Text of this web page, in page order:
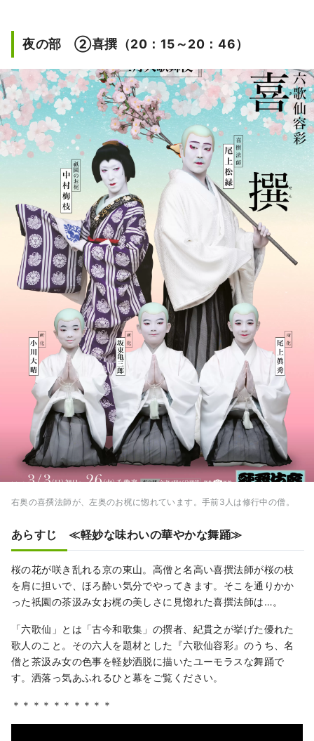
夜の部 ②喜撰（20：15～20：46）
右奥の喜撰法師が、左奥のお梶に惚れています。手前3人は修行中の僧。
あらすじ ≪軽妙な味わいの華やかな舞踊≫
桜の花が咲き乱れる京の東山。高僧と名高い喜撰法師が桜の枝
を肩に担いで、ほろ酔い気分でやってきます。そこを通りかか
った祇園の茶汲み女お梶の美しさに見惚れた喜撰法師は…。
「六歌仙」とは「古今和歌集」の撰者、紀貫之が挙げた優れた
歌人のこと。その六人を題材とした『六歌仙容彩』のうち、名
僧と茶汲み女の色事を軽妙洒脱に描いたユーモラスな舞踊で
す。洒落っ気あふれるひと幕をご覧ください。
＊＊＊＊＊＊＊＊＊＊